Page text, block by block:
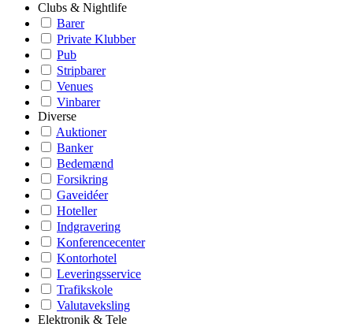
Clubs & Nightlife
Barer
Private Klubber
Pub
Stripbarer
Venues
Vinbarer
Diverse
Auktioner
Banker
Bedemænd
Forsikring
Gaveidéer
Hoteller
Indgravering
Konferencecenter
Kontorhotel
Leveringsservice
Trafikskole
Valutaveksling
Elektronik & Tele